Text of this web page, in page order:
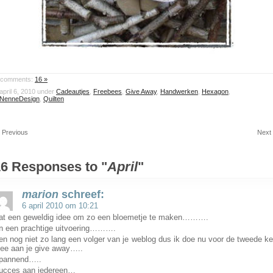
comments: 16 »
april 6, 2010 under Cadeautjes Freebees Give Away, Handwerken Hexagon
NenneDesign Quilten
Previous Next
Responses to "April"
marion schreef:
6 april 2010 om 10:21
een geweldig idee om zo een bloemetje te maken……….
een prachtige uitvoering……….
nog niet zo lang een volger van je weblog dus ik doe nu voor de tweede
aan je give away…..
aan iedereen…